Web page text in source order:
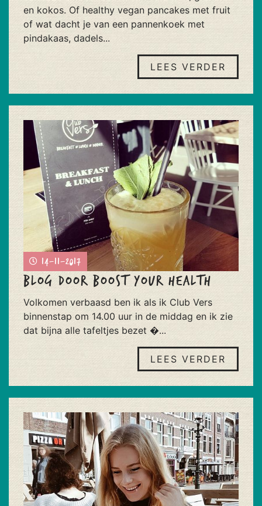
en kokos. Of healthy vegan pancakes met fruit
of wat dacht je van een pannenkoek met
pindakaas, dadels...
LEES VERDER
14-11-2017
Blog door Boost Your Health
Volkomen​ ​verbaasd​ ​ben​ ​ik​ ​als​ ​ik​ ​Club​ ​Vers​ ​
binnenstap​ ​om​ ​14.00​ ​uur​ ​in​ ​de​ ​middag​ ​en​ ​ik​ ​zie
dat​ ​bijna​ ​alle​ ​tafeltjes​ ​bezet​ �...
LEES VERDER